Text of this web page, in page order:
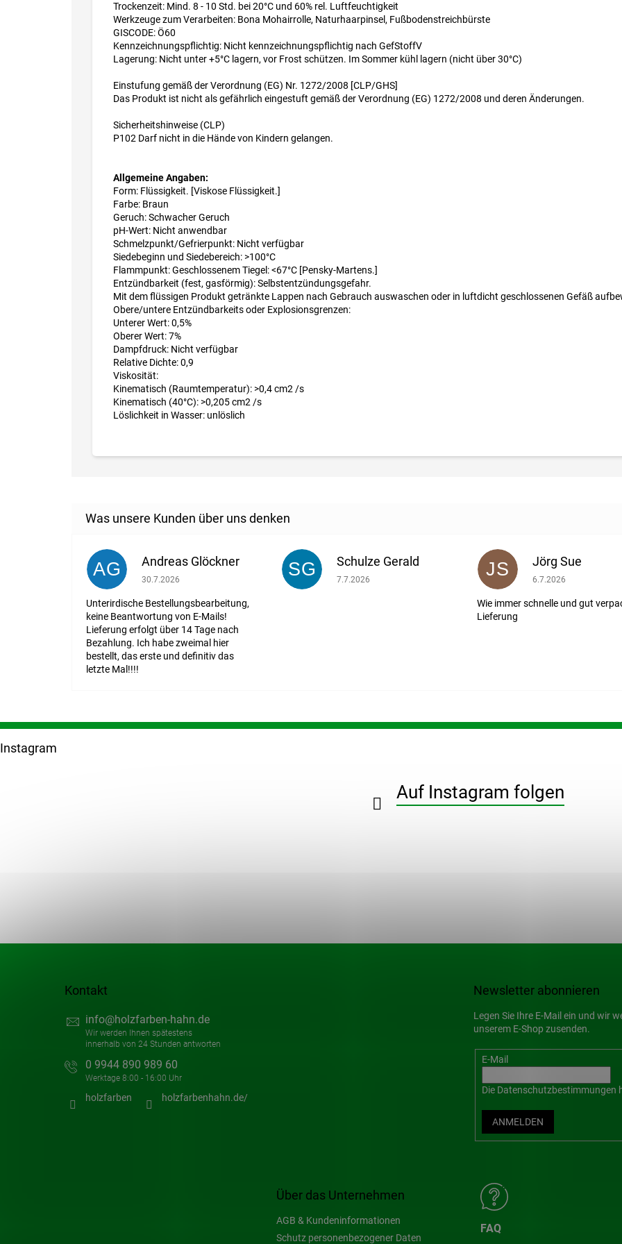
Trockenzeit: Mind. 8 - 10 Std. bei 20°C und 60% rel. Luftfeuchtigkeit
Werkzeuge zum Verarbeiten: Bona Mohairrolle, Naturhaarpinsel, Fußbodenstreichbürste
GISCODE: Ö60
Kennzeichnungspflichtig: Nicht kennzeichnungspflichtig nach GefStoffV
Lagerung: Nicht unter +5°C lagern, vor Frost schützen. Im Sommer kühl lagern (nicht über 30°C)
Einstufung gemäß der Verordnung (EG) Nr. 1272/2008 [CLP/GHS]
Das Produkt ist nicht als gefährlich eingestuft gemäß der Verordnung (EG) 1272/2008 und deren Änderungen.
Sicherheitshinweise (CLP)
P102 Darf nicht in die Hände von Kindern gelangen.
Allgemeine Angaben:
Form: Flüssigkeit. [Viskose Flüssigkeit.]
Farbe: Braun
Geruch: Schwacher Geruch
pH-Wert: Nicht anwendbar
Schmelzpunkt/Gefrierpunkt: Nicht verfügbar
Siedebeginn und Siedebereich: >100°C
Flammpunkt: Geschlossenem Tiegel: <67°C [Pensky-Martens.]
Entzündbarkeit (fest, gasförmig): Selbstentzündungsgefahr.
Mit dem flüssigen Produkt getränkte Lappen nach Gebrauch auswaschen oder in luftdicht geschlossenen Gefäß
Obere/untere Entzündbarkeits oder Explosionsgrenzen:
Unterer Wert: 0,5%
Oberer Wert: 7%
Dampfdruck: Nicht verfügbar
Relative Dichte: 0,9
Viskosität:
Kinematisch (Raumtemperatur): >0,4 cm2 /s
Kinematisch (40°C): >0,205 cm2 /s
Löslichkeit in Wasser: unlöslich
AG Andreas Glöckner
Die Shop-Bewertung beträgt 1 von 5 Sternen.
30.7.2026
Unterirdische Bestellungsbearbeitung,
keine Beantwortung von E-Mails!
Lieferung erfolgt über 14 Tage nach
Bezahlung. Ich habe zweimal hier
bestellt, das erste und definitiv das
letzte Mal!!!!
SG Schulze Gerald
Die Shop-Bewertung beträgt 5 von 5 Sternen.
7.7.2026 JS Jörg Sue
Die Shop-Bewertung
6.7.2026
Wie immer schnelle und gut
Lieferung
F
u
Über das Unternehmen
AGB & Kundeninformationen
Schutz personenbezogener Daten
Instagram
Auf Instagram folgen
FAQ
Kontakt
info@holzfarben-hahn.de
0 9944 890 989 60
holzfarben holzfarbenhahn.de/
Newsletter abonnieren
Legen Sie Ihre E-Mail ein und wir
unserem E-Shop zusenden.
E-Mail
Die Datenschutzbestimmungen
ANMELDEN